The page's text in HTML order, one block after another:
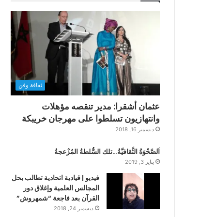
ثقافة وفن
عثمان أشقرا: مدير تنقصه مؤهلات
وانتهازيون تسلطوا على مهرجان خريبكة
ديسمبر 16, 2018
اَلصَّحْوَةُ الثَّقافيَّةُ…تلك السُّلطةُ المُزْعجةُ
يناير 3, 2019
فيديو | قيادية اتحادية تطالب بحل
المجالس العلمية وإغلاق دور
القرآن بعد فاجعة “شمهروش”
ديسمبر 24, 2018